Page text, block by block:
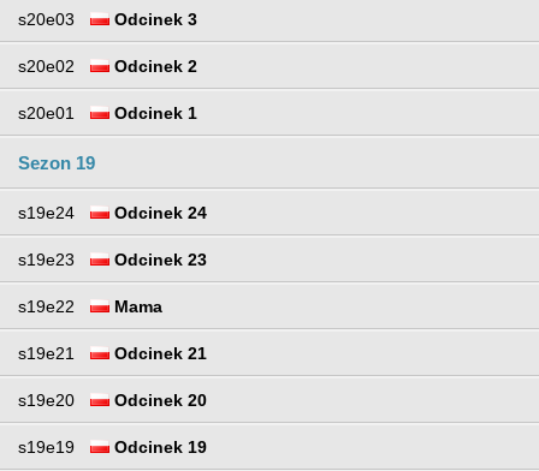
s20e03 Odcinek 3
s20e02 Odcinek 2
s20e01 Odcinek 1
Sezon 19
s19e24 Odcinek 24
s19e23 Odcinek 23
s19e22 Mama
s19e21 Odcinek 21
s19e20 Odcinek 20
s19e19 Odcinek 19